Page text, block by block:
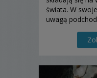
świata. W
uwagą